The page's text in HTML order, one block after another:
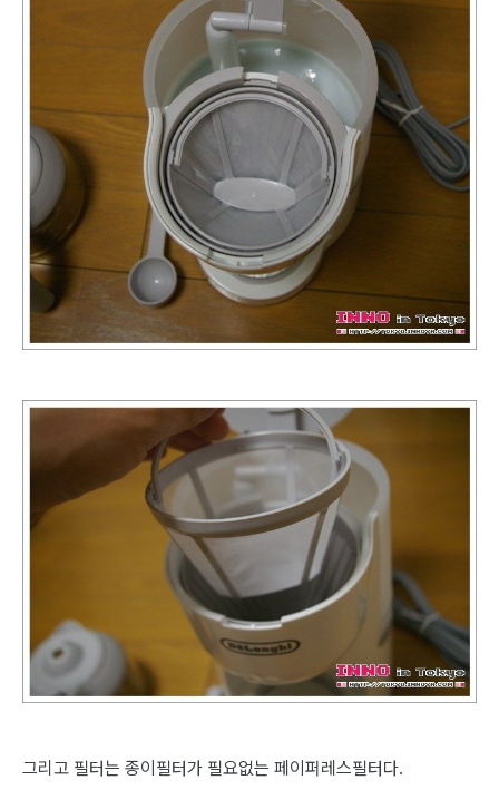
그리고 필터는 종이필터가 필요없는 페이퍼레스필터다.